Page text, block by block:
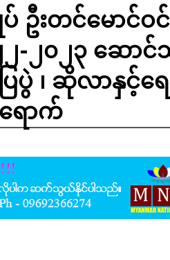
ဦးတင်မောင်ဝင်
၂-၂၀၂၃ ဆောင်
ပွဲ ၊ ဆိုလာနှင့်ရေ
ောက်